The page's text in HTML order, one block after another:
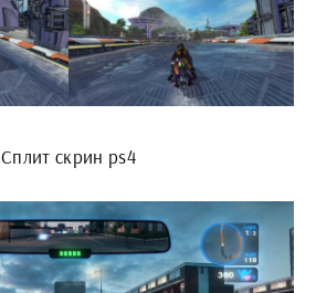
Сплит скрин ps4